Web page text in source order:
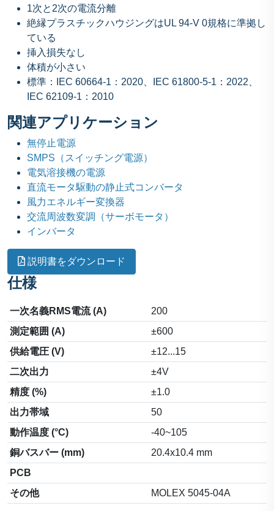
1次と2次の電流分離
絶縁プラスチックハウジングはUL 94-V 0規格に準拠し
ている
挿入損失なし
体積が小さい
標準：IEC 60664-1：2020、IEC 61800-5-1：2022、
IEC 62109-1：2010
関連アプリケーション
無停止電源
SMPS（スイッチング電源）
電気溶接機の電源
直流モータ駆動の静止式コンバータ
風力エネルギー変換器
交流周波数変調（サーボモータ）
インバータ
説明書をダウンロード
仕様
一次名義RMS電流 (A)
200
測定範囲 (A)
±600
供給電圧 (V)
±12...15
二次出力
±4V
精度 (%)
±1.0
出力帯域
50
動作温度 (°C)
-40~105
銅バスバー (mm)
20.4x10.4 mm
PCB
その他
MOLEX 5045-04A